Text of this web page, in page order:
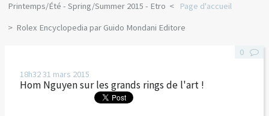
Printemps/Été - Spring/Summer 2015 - Etro
Page d'accueil
Rolex Encyclopedia par Guido Mondani Editore
18h3231 mars 2015
Hom Nguyen sur les grands rings de l'art !
0